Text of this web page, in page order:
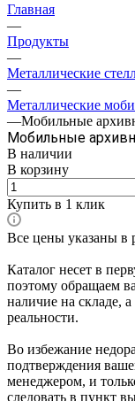
Главная
—
Продукты
—
Металлические
—
Металлические
—Мобильные
Мобильные
В наличии
В корзину
Купить в 1 клик
Все цены указаны в
Каталог несет в
поэтому обращаем
наличие на складе,
реальности.
Во избежание
подтверждения
менеджером, и
следовать в пункт